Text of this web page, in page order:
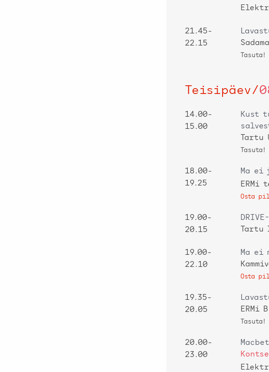
21.45-
22.15
Tasuta!
Teisipäev/
14.00-
15.00
Kust
Tartu
Tasuta!
18.00-
19.25
Ma ei
ERMi
Osta
19.00-
20.15
Tartu
19.00-
22.10
Ma ei
Osta
19.35-
20.05
ERMi
Tasuta!
20.00-
23.00